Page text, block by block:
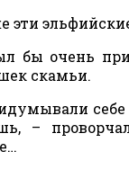
эти
бы очень
скамьи.
–